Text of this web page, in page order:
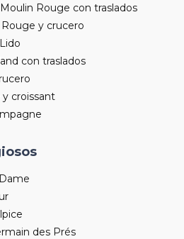
Rouge con traslados
y crucero
con traslados
croissant
des Prés